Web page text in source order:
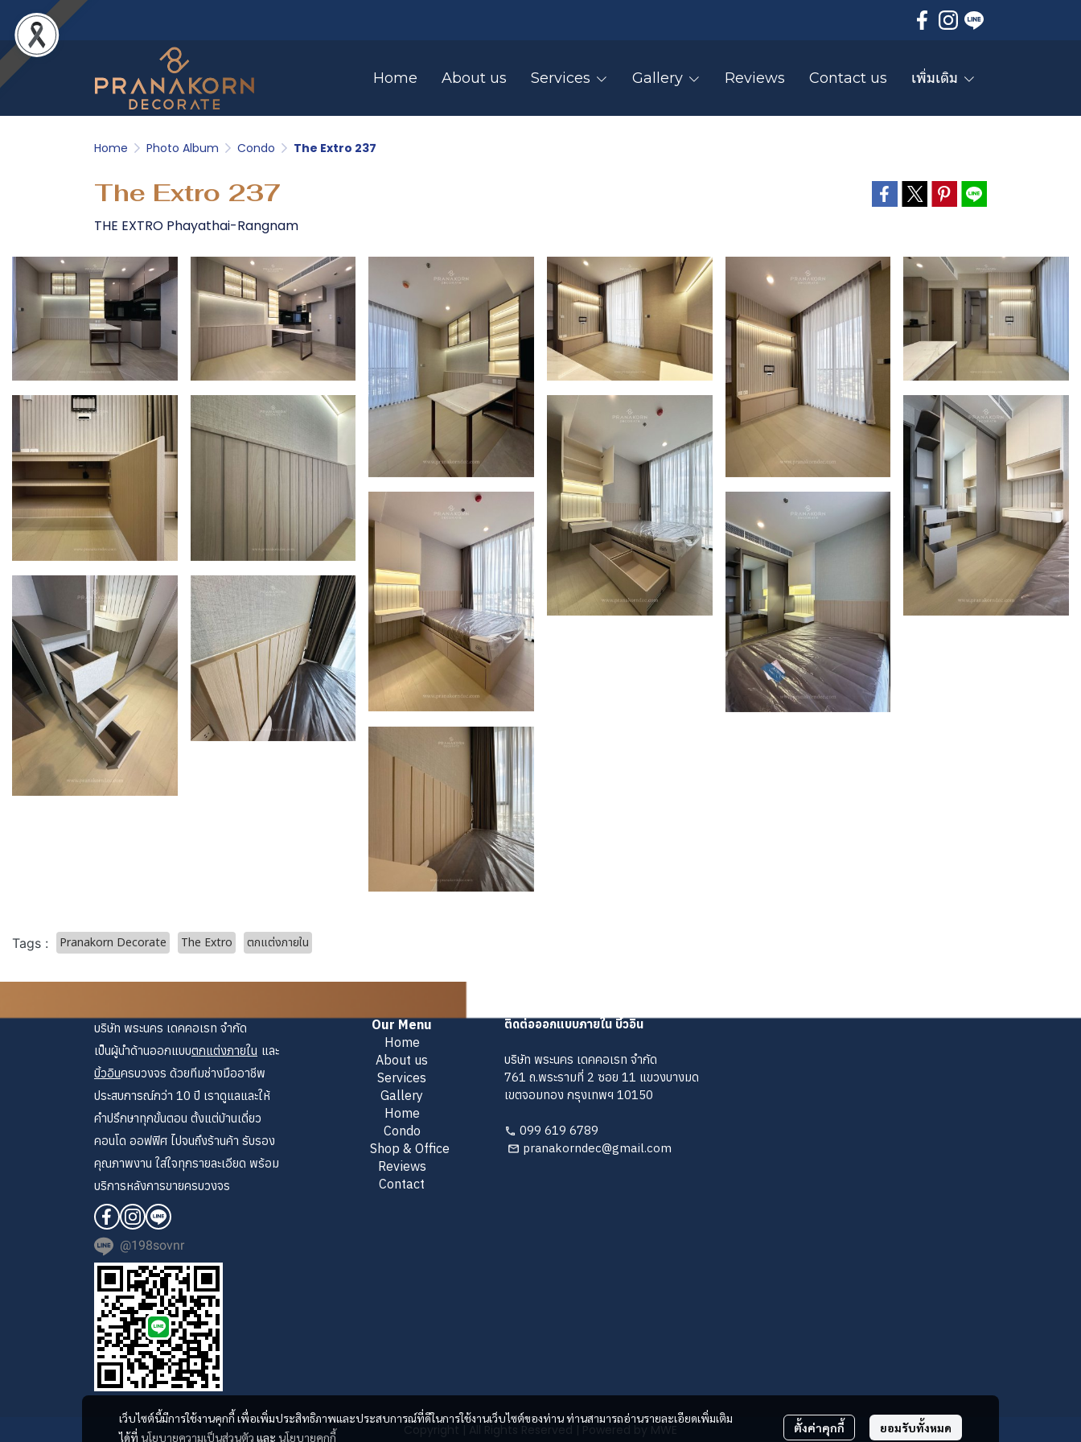
Home About us Services Gallery Reviews Contact us เพิ่มเติม
Home Photo Album Condo The Extro 237
The Extro 237
THE EXTRO Phayathai-Rangnam
Tags : Pranakorn Decorate The Extro ตกแต่งภายใน
เว็บไซต์นี้มีการใช้งานคุกกี้ เพื่อเพิ่มประสิทธิภาพและประสบการณ์ที่ดีในการใช้งานเว็บไซต์ของท่าน ท่านสามารถอ่านรายละเอียดเพิ่มเติม
ได้ที่ นโยบายความเป็นส่วนตัว และ นโยบายคุกกี้
ตั้งค่าคุกกี้ ยอมรับทั้งหมด
บริษัท พระนคร เดคคอเรท จำกัด
เป็นผู้นำด้านออกแบบตกแต่งภายใน และ
บิ้วอินครบวงจร ด้วยทีมช่างมืออาชีพ
ประสบการณ์กว่า 10 ปี เราดูแลและให้
คำปรึกษาทุกขั้นตอน ตั้งแต่บ้านเดี่ยว
คอนโด ออฟฟิศ ไปจนถึงร้านค้า รับรอง
คุณภาพงาน ใส่ใจทุกรายละเอียด พร้อม
บริการหลังการขายครบวงจร
@198sovnr
Our Menu
Home
About us
Services
Gallery
Home
Condo
Shop & Office
Reviews
Contact
ติดต่อออกแบบภายใน บิ้วอิน
บริษัท พระนคร เดคคอเรท จำกัด
761 ถ.พระรามที่ 2 ซอย 11 แขวงบางมด
เขตจอมทอง กรุงเทพฯ 10150
099 619 6789
pranakorndec@gmail.com